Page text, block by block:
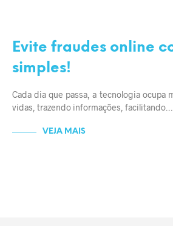
Evite fraudes online
simples!
Cada dia que passa, a tecnologia ocupa
vidas, trazendo informações, facilitando…
VEJA MAIS